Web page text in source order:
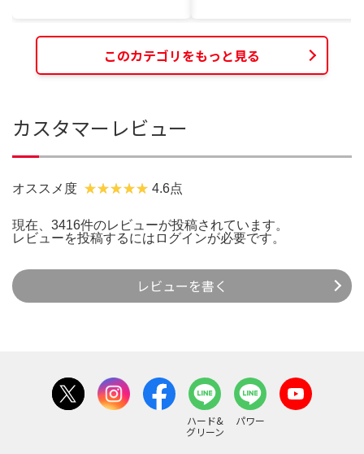
このカテゴリをもっと見る
カスタマーレビュー
オススメ度 4.6点
現在、3416件のレビューが投稿されています。
レビューを投稿するには ログインが必要です。
レビューを書く
ハード&
グリーン
パワー